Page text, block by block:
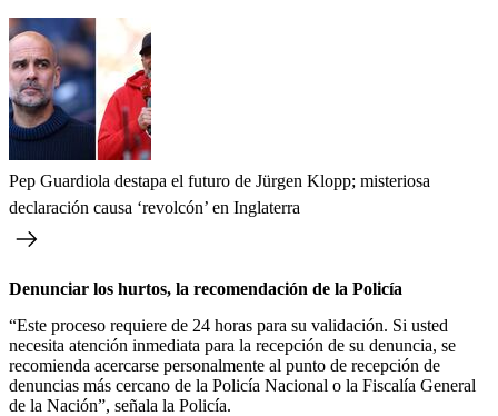
Pep Guardiola destapa el futuro de Jürgen Klopp; misteriosa
declaración causa ‘revolcón’ en Inglaterra
Denunciar los hurtos, la recomendación de la Policía
“Este proceso requiere de 24 horas para su validación. Si usted
necesita atención inmediata para la recepción de su denuncia, se
recomienda acercarse personalmente al punto de recepción de
denuncias más cercano de la Policía Nacional o la Fiscalía General
de la Nación”, señala la Policía.